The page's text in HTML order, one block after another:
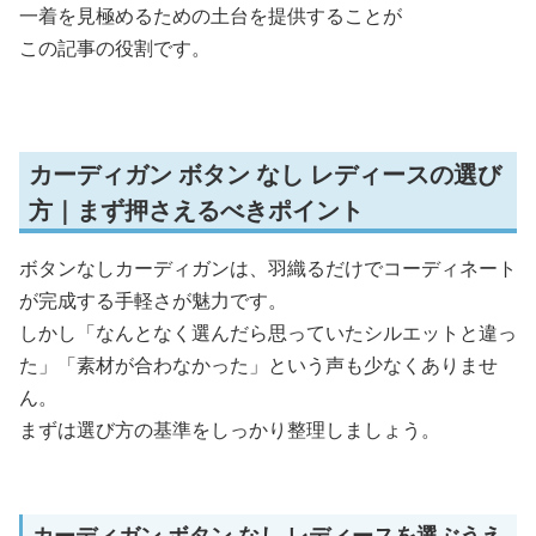
一着を見極めるための土台を提供することが
この記事の役割です。
カーディガン ボタン なし レディースの選び
方｜まず押さえるべきポイント
ボタンなしカーディガンは、羽織るだけでコーディネート
が完成する手軽さが魅力です。
しかし「なんとなく選んだら思っていたシルエットと違っ
た」「素材が合わなかった」という声も少なくありませ
ん。
まずは選び方の基準をしっかり整理しましょう。